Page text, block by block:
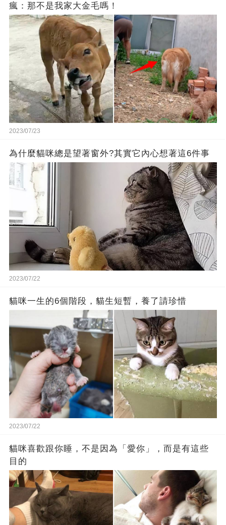
瘋：那不是我家大金毛嗎！
2023/07/23
為什麼貓咪總是望著窗外?其實它內心想著這6件事
2023/07/22
貓咪一生的6個階段，貓生短暫，養了請珍惜
2023/07/22
貓咪喜歡跟你睡，不是因為「愛你」，而是有這些
目的